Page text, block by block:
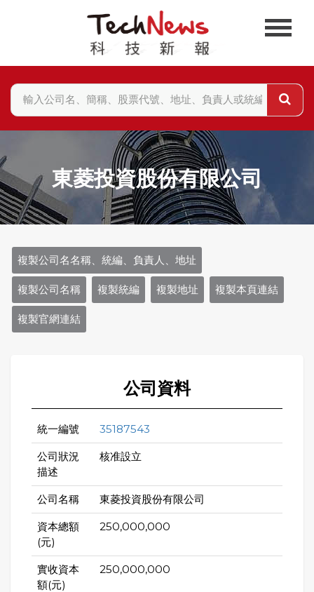
東菱投資股份有限公司
複製公司名名稱、統編、負責人、地址
複製公司名稱 複製統編 複製地址 複製本頁連結
複製官網連結
公司資料
統一編號 35187543
公司狀況
描述
核准設立
公司名稱 東菱投資股份有限公司
資本總額
(元)
250,000,000
實收資本
額(元)
250,000,000